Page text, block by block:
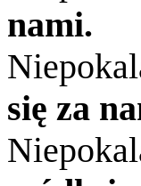
nami.
się za